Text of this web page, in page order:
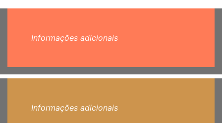
Informações adicionais
Informações adicionais